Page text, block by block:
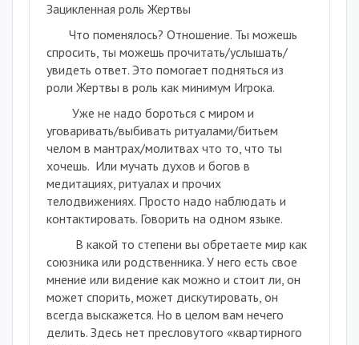
Зацикленная роль Жертвы
Что поменялось? Отношение. Ты можешь
спросить, ты можешь прочитать/услышать/
увидеть ответ. Это помогает подняться из
роли Жертвы в роль как минимум Игрока.
Уже не надо бороться с миром и
уговаривать/выбивать ритуалами/битьем
челом в мантрах/молитвах что то, что ты
хочешь. Или мучать духов и богов в
медитациях, ритуалах и прочих
телодвижениях. Просто надо наблюдать и
контактировать. Говорить на одном языке.
В какой то степени вы обретаете мир как
союзника или родственника. У него есть свое
мнение или видение как можно и стоит ли, он
может спорить, может дискутировать, он
всегда выскажется. Но в целом вам нечего
делить. Здесь нет пресловутого «квартирного